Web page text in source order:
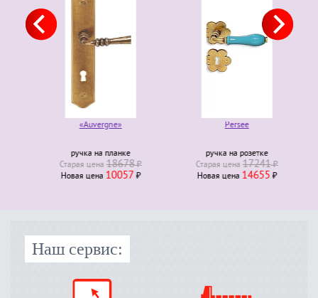
«Auvergne»
ручка на планке
Старая ценa18678₽
Новая ценa10057₽
Persee
ручка на розетке
Старая ценa17241₽
Новая ценa14655₽
Наш сервис: